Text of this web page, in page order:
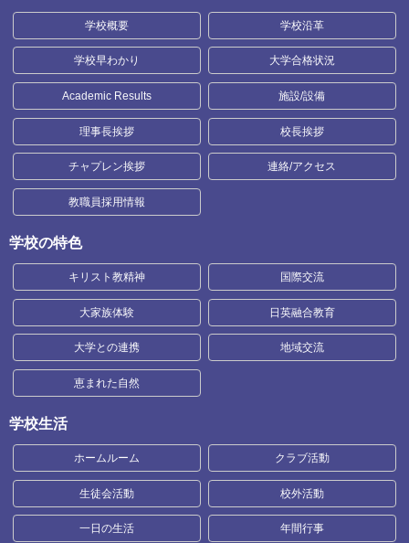
学校概要 学校沿革
学校早わかり 大学合格状況
Academic Results 施設/設備
理事長挨拶 校長挨拶
チャプレン挨拶 連絡/アクセス
教職員採用情報
学校の特色
キリスト教精神 国際交流
大家族体験 日英融合教育
大学との連携 地域交流
恵まれた自然
学校生活
ホームルーム クラブ活動
生徒会活動 校外活動
一日の生活 年間行事